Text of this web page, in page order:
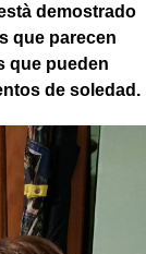
demostrado
que parecen
que pueden
de soledad.